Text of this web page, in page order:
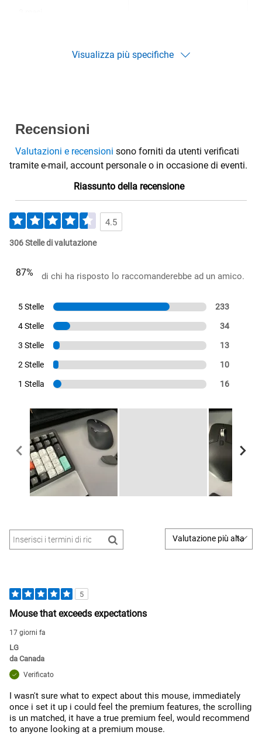
Visualizza più specifiche
Recensioni
Valutazioni e recensioni sono forniti da utenti verificati
tramite e-mail, account personale o in occasione di eventi.
Riassunto della recensione
4.5
306 Stelle di valutazione
87% di chi ha risposto lo raccomanderebbe ad un amico.
5 Stelle 233
4 Stelle 34
3 Stelle 13
2 Stelle 10
1 Stella 16
5
Mouse that exceeds expectations
17 giorni fa
LG
da Canada
Verificato
I wasn't sure what to expect about this mouse, immediately
once i set it up i could feel the premium features, the scrolling
is un matched, it have a true premium feel, would recommend
to anyone looking at a premium mouse.